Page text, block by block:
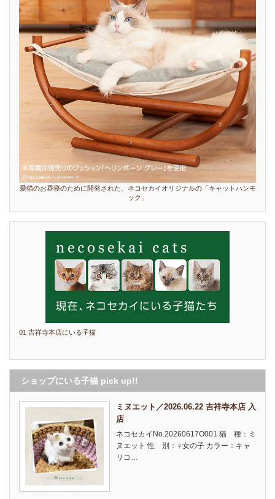
愛猫のお昼寝のために開発された、ネコセカイオリジナルの「キャットハンモ
ック」
01 吉祥寺本店にいる子猫
ショップにいる子猫 pick up!!
ミヌエット／2026.06.22 吉祥寺本店 入
店
ネコセカイNo.20260617O001 猫 種：ミ
ヌエット 性 別：♀女の子 カラー：キャ
リコ…